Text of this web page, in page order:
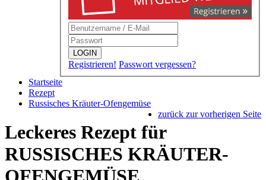
LOGIN
Registrieren! Passwort vergessen?
Startseite
Rezept
Russisches Kräuter-Ofengemüse
zurück zur vorherigen Seite
Leckeres Rezept für
RUSSISCHES KRÄUTER-